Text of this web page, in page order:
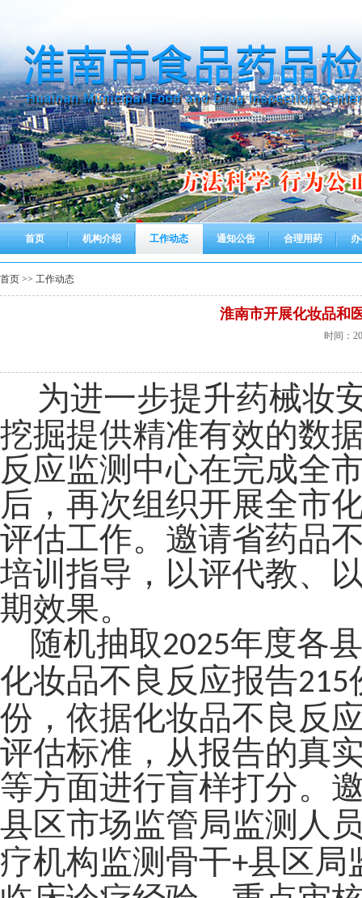
首页 机构介绍 工作动态 通知公告 合理用药
首页 >> 工作动态
淮南市开展化妆品和
时间：
为进一步提升药械妆
挖掘提供精准有效的数
反应监测中心在完成全
后，再次组织开展全市
评估工作。 邀请省药品
培训指导，以评代教、
期效果。
随机抽取2025年度各
化妆品不良反应报告215
份 ， 依据化妆品不良反
评估标准，从报告的真
等方面进行盲样打分。
县区市场监管局监测人
疗机构监测骨干+县区局